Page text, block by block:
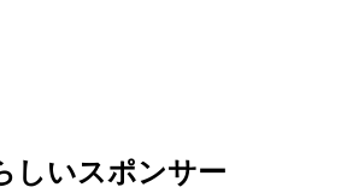
しいスポンサー